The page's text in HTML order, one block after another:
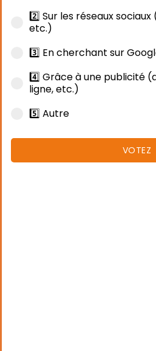
2️⃣ Sur les réseaux
etc.)
3️⃣ En cherchant sur
4️⃣ Grâce à une publicité
ligne, etc.)
5️⃣ Autre
VOTEZ